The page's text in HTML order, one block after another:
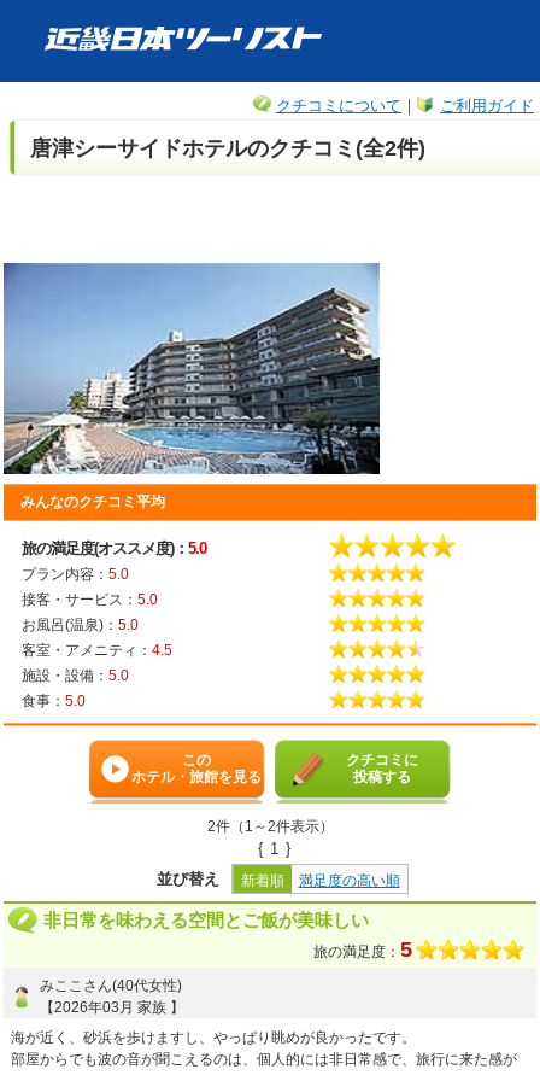
ご利用ガイド
クチコミについて ｜
唐津シーサイドホテルのクチコミ(全2件)
みんなのクチコミ平均
旅の満足度(オススメ度)： 5.0
プラン内容： 5.0
接客・サービス： 5.0
お風呂(温泉)： 5.0
客室・アメニティ： 4.5
施設・設備： 5.0
食事： 5.0
この
ホテル・旅館を見る
クチコミに
投稿する
2件（1～2件表示）
{ 1 }
並び替え
新着順 満足度の高い順
非日常を味わえる空間とご飯が美味しい
旅の満足度： 5
みここさん(40代女性)
【2026年03月 家族 】
海が近く、砂浜を歩けますし、やっぱり眺めが良かったです。
部屋からでも波の音が聞こえるのは、個人的には非日常感で、旅行に来た感が